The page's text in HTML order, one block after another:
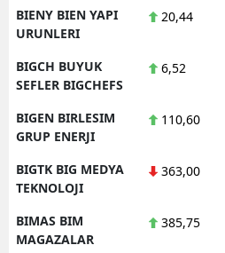
BIENY BIEN YAPI
URUNLERI
20,44
BIGCH BUYUK
SEFLER BIGCHEFS
6,52
BIGEN BIRLESIM
GRUP ENERJI
110,60
BIGTK BIG MEDYA
TEKNOLOJI
363,00
BIMAS BIM
MAGAZALAR
385,75